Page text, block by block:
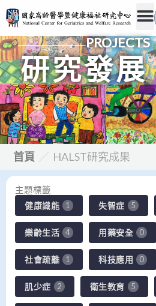
跳
至
主
要
內
容
PROJECTS
研究發展
首頁 ／ HALST研究成果
主題標籤
健康識能
1 失智症 5
樂齡生活 4 用藥安全 0
社會疏離 1 科技應用 0
肌少症 2 衛生教育 5